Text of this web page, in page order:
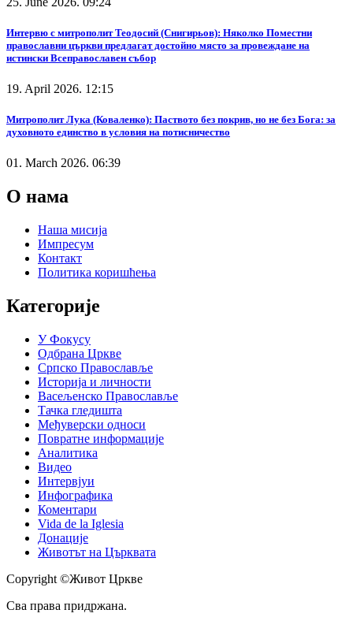
Интервю с митрополит Теодосий (Снигирьов): Няколко Поместни
православни църкви предлагат достойно място за провеждане на
истински Всеправославен събор
19. April 2026. 12:15
Митрополит Лука (Коваленко): Паството без покрив, но не без Бога: за
духовното единство в условия на потисничество
01. March 2026. 06:39
О нама
Наша мисија
Импресум
Контакт
Политика коришћења
Категорије
У Фокусу
Одбрана Цркве
Српско Православље
Историја и личности
Васељенско Православље
Тачка гледишта
Међуверски односи
Повратне информације
Аналитика
Видео
Интервјуи
Инфографика
Коментари
Vida de la Iglesia
Донације
Животът на Църквата
Copyright ©Живот Цркве
Сва права придржана.